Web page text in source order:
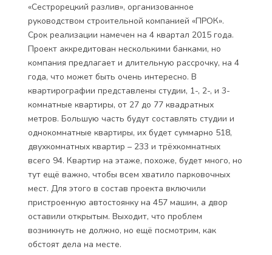
«Сестрорецкий разлив», организованное
руководством строительной компанией «ПРОК».
Срок реализации намечен на 4 квартал 2015 года.
Проект аккредитован несколькими банками, но
компания предлагает и длительную рассрочку, на 4
года, что может быть очень интересно. В
квартирографии представлены студии, 1-, 2-, и 3-
комнатные квартиры, от 27 до 77 квадратных
метров. Большую часть будут составлять студии и
однокомнатные квартиры, их будет суммарно 518,
двухкомнатных квартир – 233 и трёхкомнатных
всего 94. Квартир на этаже, похоже, будет много, но
тут ещё важно, чтобы всем хватило парковочных
мест. Для этого в состав проекта включили
пристроенную автостоянку на 457 машин, а двор
оставили открытым. Выходит, что проблем
возникнуть не должно, но ещё посмотрим, как
обстоят дела на месте.